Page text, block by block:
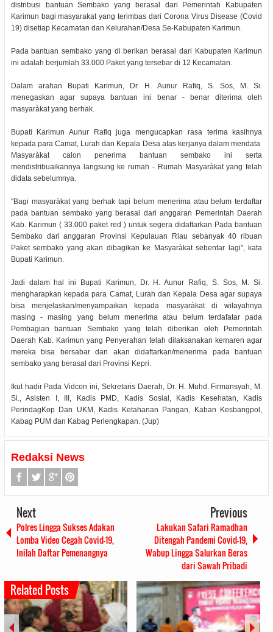
distribusi bantuan Sembako yang berasal dari Pemerintah Kabupaten
Karimun bagi masyarakat yang terimbas dari Corona Virus Disease (Covid
19) disetiap Kecamatan dan Kelurahan/Desa Se-Kabupaten Karimun.
Pada bantuan sembako yang di berikan berasal dari Kabupaten Karimun
ini adalah berjumlah 33.000 Paket yang tersebar di 12 Kecamatan.
Dalam arahan Bupati Karimun, Dr. H. Aunur Rafiq, S. Sos, M. Si.
menegaskan agar supaya bantuan ini benar - benar diterima oleh
masyaràkat yang berhak.
Bupati Karimun Aunur Rafiq juga mengucapkan rasa terima kasihnya
kepada para Camat, Lurah dan Kepala Desa atas kerjanya dalam mendata
Masyaràkat calon penerima bantuan sembako ini serta
mendistribuaikannya langsung ke rumah - Rumah Masyaràkat yang telah
didata sebelumnya.
"Bagi masyaràkat yang berhak tapi belum menerima atau belum terdaftar
pada bantuan sembako yang berasal dari anggaran Pemerintah Daerah
Kab. Karimun ( 33.000 paket red ) untuk segera didaftarkan Pada bantuan
Sembako dari anggaran Provinsi Kepulauan Riau sebanyak 40 ribuan
Paket sembako yang akan dibagikan ke Masyaràkat sebentar lagi", kata
Bupati Karimun.
Jadi dalam hal ini Bupati Karimun, Dr. H. Aunur Rafiq, S. Sos, M. Si.
mengharapkan kepada para Camat, Lurah dan Kepala Desa agar supaya
bisa menjelaskan/menyampaikan kepada masyaràkat di wilayahnya
masing - masing yang belum menerima atau belum terdafatar pada
Pembagian bantuan Sembako yang telah diberikan oleh Pemerintah
Daerah Kab. Karimun yang Penyerahan telah dilaksanakan kemaren agar
mereka bisa bersabar dan akan didaftarkan/menerima pada bantuan
sembako yang berasal dari Provinsi Kepri.
Ikut hadir Pada Vidcon ini, Sekretaris Daerah, Dr. H. Muhd. Firmansyah, M.
Si., Asisten I, III, Kadis PMD, Kadis Sosial, Kadis Kesehatan, Kadis
PerindagKop Dan UKM, Kadis Ketahanan Pangan, Kaban Kesbangpol,
Kabag PUM dan Kabag Perlengkapan. (Jup)
Redaksi News
Next
Polres Lingga Sukses Adakan
Lomba Video Cegah Covid-19,
Inilah Daftar Pemenangnya
Previous
Lakukan Safari Ramadhan
Ditengah Pandemi Covid-19,
Wabup Lingga Salurkan Beras
dari Sawah Pribadi
Related Posts